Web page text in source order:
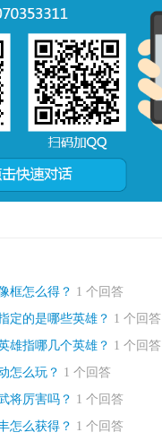
框怎么得？ 1 个回答
定的是哪些英雄？ 1 个回答
雄指哪几个英雄？ 1 个回答
怎么玩？ 1 个回答
将厉害吗？ 1 个回答
怎么获得？ 1 个回答